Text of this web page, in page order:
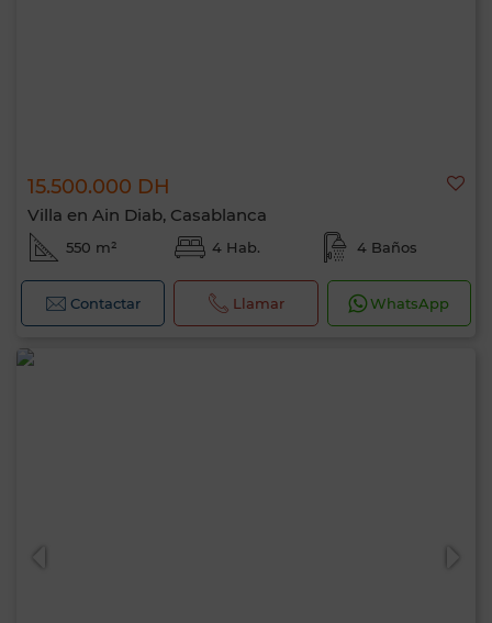
15.500.000 DH
Villa en Ain Diab, Casablanca
550 m² 4 Hab. 4 Baños
Contactar Llamar WhatsApp